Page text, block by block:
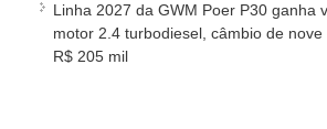
Linha 2027 da GWM Poer P30 ganha
motor 2.4 turbodiesel, câmbio de
R$ 205 mil